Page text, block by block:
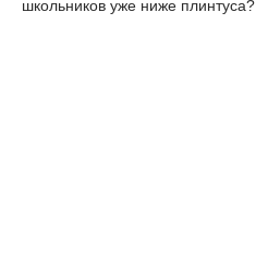
школьников уже ниже плинтуса?